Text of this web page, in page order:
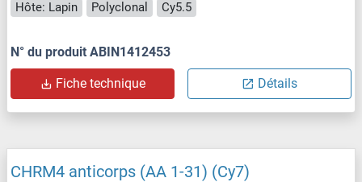
Hôte: Lapin Polyclonal Cy5.5
N° du produit ABIN1412453
Fiche technique Détails
CHRM4 anticorps (AA 1-31) (Cy7)